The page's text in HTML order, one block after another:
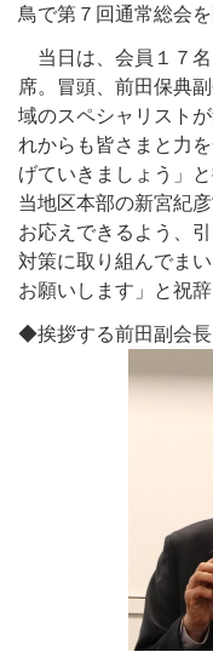
鳥で第７回通常総会を
当日は、会員１７名
席。冒頭、前田保典
域のスペシャリスト
れからも皆さまと力
げていきましょう」
当地区本部の新宮紀
お応えできるよう、
対策に取り組んでま
お願いします」と祝辞
◆挨拶する前田副会長